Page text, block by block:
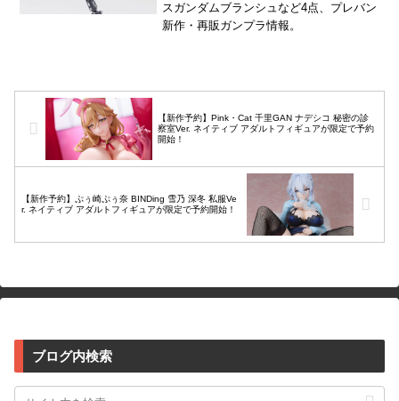
スガンダムブランシュなど4点、プレバン
新作・再販ガンプラ情報。
【新作予約】Pink・Cat 千里GAN ナデシコ 秘密の診
察室Ver. ネイティブ アダルトフィギュアが限定で予約
開始！
【新作予約】ぷぅ崎ぷぅ奈 BINDing 雪乃 深冬 私服Ve
r. ネイティブ アダルトフィギュアが限定で予約開始！
ブログ内検索